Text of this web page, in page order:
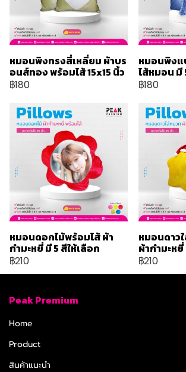
หมอนพิงทรงสี่เหลี่ยม ผ้าบร
อนส์ทอง พร้อมไส้ 15x15 นิ้ว
฿180
หมอนพิงแ
ไส้หมอน มี
฿180
หมอนดอกไม้พร้อมไส้ ผ้า
กำมะหยี่ มี 5 สีให้เลือก
฿210
หมอนดาว
ผ้ากำมะหยี่
฿210
Peak Premium
Home
Product
สินค้าแนะนำ